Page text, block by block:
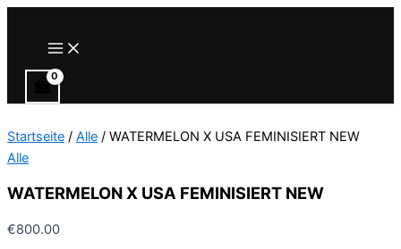
Main
Menu
Startseite / Alle / WATERMELON X USA FEMINISIERT NEW
Alle
WATERMELON X USA FEMINISIERT NEW
€800.00